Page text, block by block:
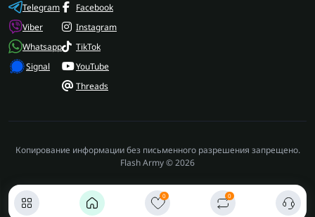
0 0
Telegram
Viber
Whatsapp
Signal
Facebook
Instagram
TikTok
YouTube
Threads
Копирование информации без письменного разрешения запрещено.
Flash Army © 2026